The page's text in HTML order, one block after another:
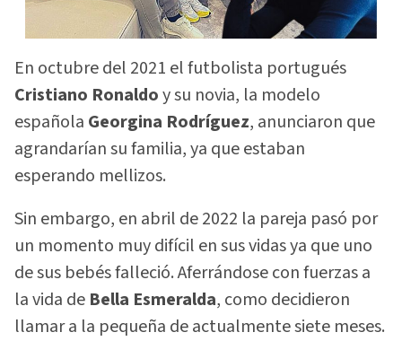
En octubre del 2021 el futbolista portugués
Cristiano Ronaldoy su novia, la modelo
española Georgina Rodríguez, anunciaron que
agrandarían su familia, ya que estaban
esperando mellizos.
Sin embargo, en abril de 2022 la pareja pasó por
un momento muy difícil en sus vidas ya que uno
de sus bebés falleció. Aferrándose con fuerzas a
la vida de Bella Esmeralda, como decidieron
llamar a la pequeña de actualmente siete meses.